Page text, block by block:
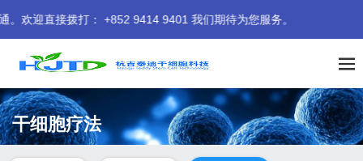
接拨打： +852 9414 9401 我们期待为您服务。
干细胞疗法